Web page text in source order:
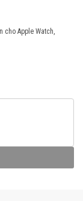
cho Apple Watch,